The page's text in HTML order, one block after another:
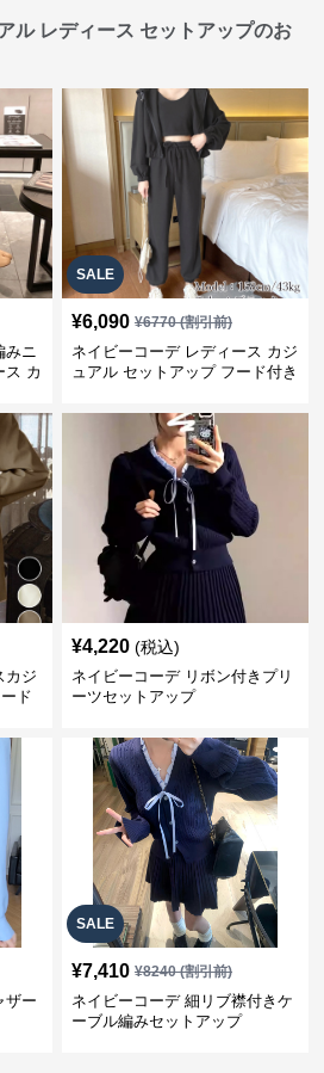
ル レディース セットアップのお
みニ
ス カ
SALE
¥6,090 ¥6770(割引前)
ネイビーコーデ レディース カジ
ュアル セットアップ フード付き
カジ
ド
¥4,220 (税込)
ネイビーコーデ リボン付きプリ
ーツセットアップ
ザー
SALE
¥7,410 ¥8240(割引前)
ネイビーコーデ 細リブ襟付きケ
ーブル編みセットアップ